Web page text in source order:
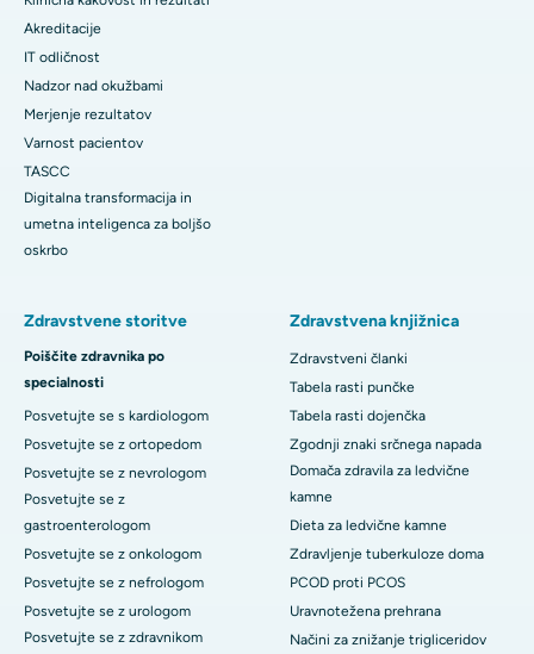
Akreditacije
IT odličnost
Nadzor nad okužbami
Merjenje rezultatov
Varnost pacientov
TASCC
Digitalna transformacija in
umetna inteligenca za boljšo
oskrbo
Zdravstvene storitve
Poiščite zdravnika po
specialnosti
Posvetujte se s kardiologom
Posvetujte se z ortopedom
Posvetujte se z nevrologom
Posvetujte se z
gastroenterologom
Posvetujte se z onkologom
Posvetujte se z nefrologom
Posvetujte se z urologom
Posvetujte se z zdravnikom
Zdravstvena knjižnica
Zdravstveni članki
Tabela rasti punčke
Tabela rasti dojenčka
Zgodnji znaki srčnega napada
Domača zdravila za ledvične
kamne
Dieta za ledvične kamne
Zdravljenje tuberkuloze doma
PCOD proti PCOS
Uravnotežena prehrana
Načini za znižanje trigliceridov